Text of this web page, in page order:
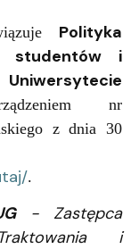
Polityka
studentów i
nr
z dnia 30
.
- Zastępca
i